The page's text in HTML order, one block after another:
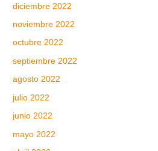
diciembre 2022
noviembre 2022
octubre 2022
septiembre 2022
agosto 2022
julio 2022
junio 2022
mayo 2022